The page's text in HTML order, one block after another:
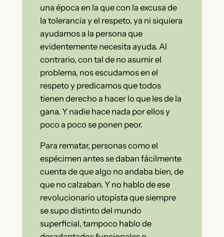
una época en la que con la excusa de
la tolerancia y el respeto, ya ni siquiera
ayudamos a la persona que
evidentemente necesita ayuda. Al
contrario, con tal de no asumir el
problema, nos escudamos en el
respeto y predicamos que todos
tienen derecho a hacer lo que les de la
gana. Y nadie hace nada por ellos y
poco a poco se ponen peor.
Para rematar, personas como el
espécimen antes se daban fácilmente
cuenta de que algo no andaba bien, de
que no calzaban. Y no hablo de ese
revolucionario utopista que siempre
se supo distinto del mundo
superficial, tampoco hablo de